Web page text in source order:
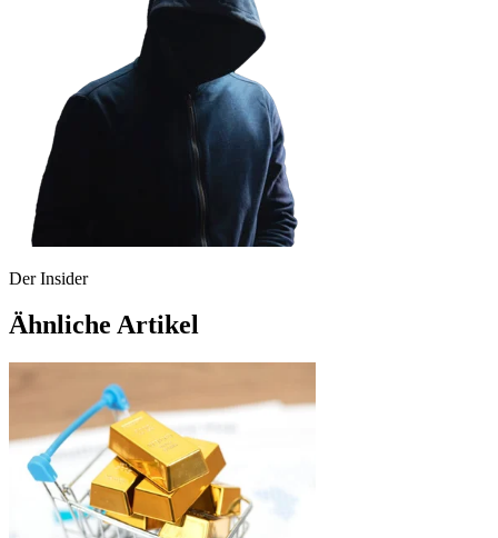
Der Insider
Ähnliche Artikel